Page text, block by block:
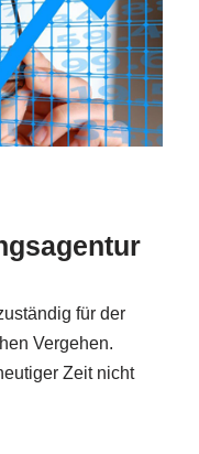
für der
Vergehen.
Zeit nicht